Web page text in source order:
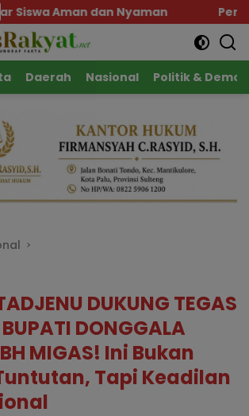
Pemprov Sulteng
Daerah Nasional Politik &
DUKUNG TEGAS
DONGGALA
MIGAS! Ini Bukan
Tapi Keadilan